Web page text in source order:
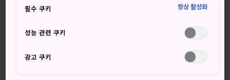
게 보내는 시간
800그루의 벚나무가 늘어선 기스키의 히카와강 강변은 일본
의 100대 벚꽃놀이 장소 중 하나입니다. 운난 벚꽃축제가 열릴
때 이곳을 방문하면 세상에서 가장 화려한 벚꽃을 구경할 수
필수 쿠키 항상 활성화
성능 관련 쿠키
광고 쿠키